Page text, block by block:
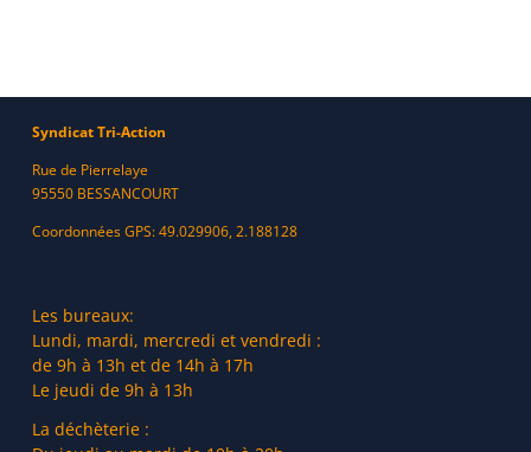
Syndicat Tri-Action
Rue de Pierrelaye
95550 BESSANCOURT
Coordonnées GPS: 49.029906, 2.188128
Les bureaux:
Lundi, mardi, mercredi et vendredi :
de 9h à 13h et de 14h à 17h
Le jeudi de 9h à 13h
La déchèterie :